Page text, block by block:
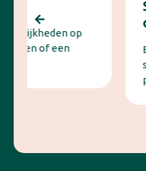
Sollicitatie en
Bij een positief
sollicitatiegesprek
psychologisch